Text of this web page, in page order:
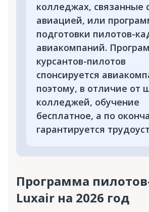
колледжах, связанные
авиацией, или
подготовки пилотов-
авиакомпаний.
курсантов-пилотов
спонсируется
поэтому, в отличие от
колледжей, обучение
бесплатное, а по
гарантируется
Программа
Luxair на 2026 год